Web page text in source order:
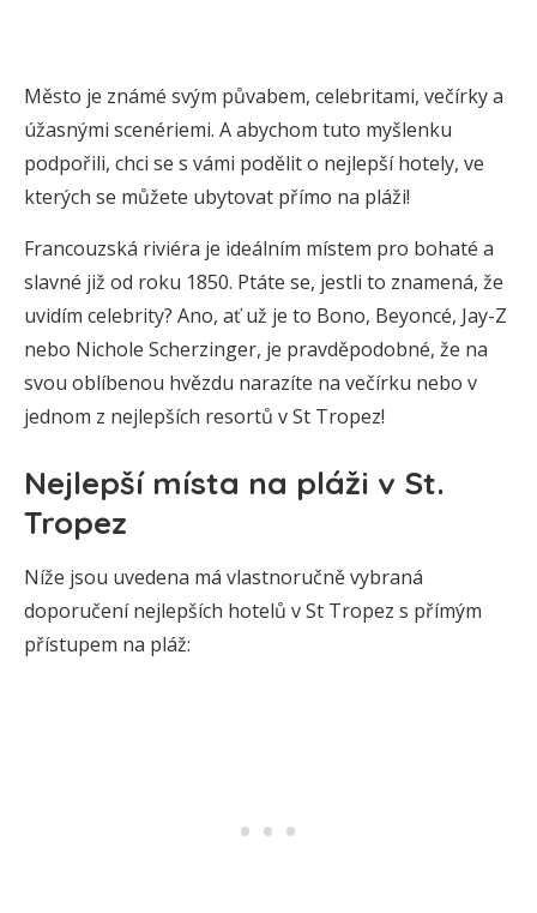
Město je známé svým půvabem, celebritami, večírky a
úžasnými scenériemi. A abychom tuto myšlenku
podpořili, chci se s vámi podělit o nejlepší hotely, ve
kterých se můžete ubytovat přímo na pláži!
Francouzská riviéra je ideálním místem pro bohaté a
slavné již od roku 1850. Ptáte se, jestli to znamená, že
uvidím celebrity? Ano, ať už je to Bono, Beyoncé, Jay-Z
nebo Nichole Scherzinger, je pravděpodobné, že na
svou oblíbenou hvězdu narazíte na večírku nebo v
jednom z nejlepších resortů v St Tropez!
Nejlepší místa na pláži v St.
Tropez
Níže jsou uvedena má vlastnoručně vybraná
doporučení nejlepších hotelů v St Tropez s přímým
přístupem na pláž: